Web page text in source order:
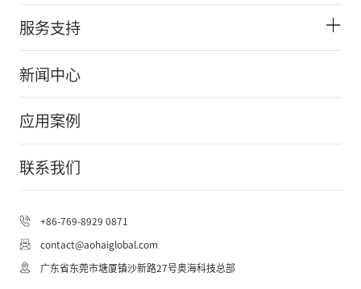
+86-769-8929 0871
contact@aohaiglobal.com
广东省东莞市塘厦镇沙新路27号奥海科技总部
服务支持
新闻中心
应用案例
联系我们
AOHAI Support